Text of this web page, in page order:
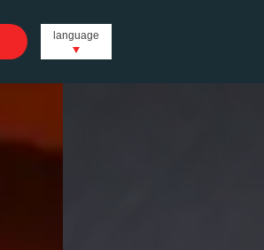
language